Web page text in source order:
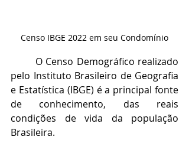
Censo IBGE 2022 em seu Condomínio
O Censo Demográfico realizado
pelo Instituto Brasileiro de Geografia
e Estatística (IBGE) é a principal fonte
de conhecimento, das reais
condições de vida da população
Brasileira.